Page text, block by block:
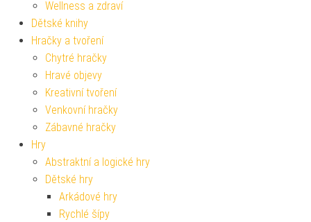
Wellness a zdraví
Dětské knihy
Hračky a tvoření
Chytré hračky
Hravé objevy
Kreativní tvoření
Venkovní hračky
Zábavné hračky
Hry
Abstraktní a logické hry
Dětské hry
Arkádové hry
Rychlé šípy